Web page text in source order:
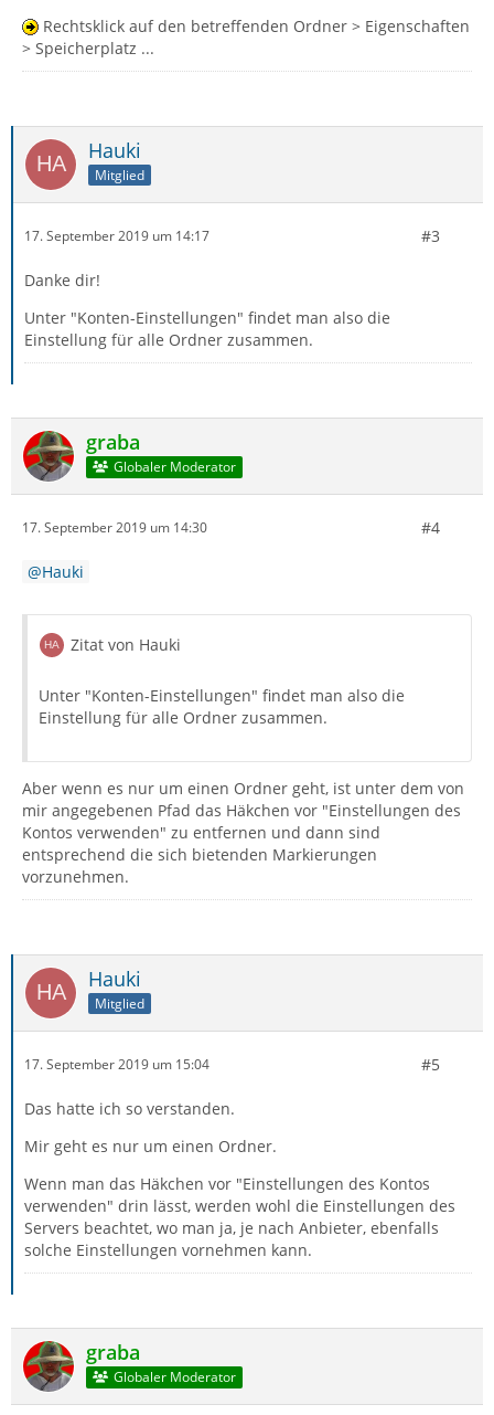
Rechtsklick auf den betreffenden Ordner > Eigenschaften
> Speicherplatz ...
Hauki
Mitglied
17. September 2019 um 14:17 #3
Danke dir!
Unter "Konten-Einstellungen" findet man also die
Einstellung für alle Ordner zusammen.
graba
Globaler Moderator
17. September 2019 um 14:30 #4
Hauki
Zitat von Hauki
Unter "Konten-Einstellungen" findet man also die
Einstellung für alle Ordner zusammen.
Aber wenn es nur um einen Ordner geht, ist unter dem von
mir angegebenen Pfad das Häkchen vor "Einstellungen des
Kontos verwenden" zu entfernen und dann sind
entsprechend die sich bietenden Markierungen
vorzunehmen.
Hauki
Mitglied
17. September 2019 um 15:04 #5
Das hatte ich so verstanden.
Mir geht es nur um einen Ordner.
Wenn man das Häkchen vor "Einstellungen des Kontos
verwenden" drin lässt, werden wohl die Einstellungen des
Servers beachtet, wo man ja, je nach Anbieter, ebenfalls
solche Einstellungen vornehmen kann.
graba
Globaler Moderator